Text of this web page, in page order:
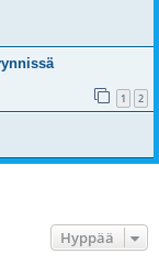
1 2
Hyppää